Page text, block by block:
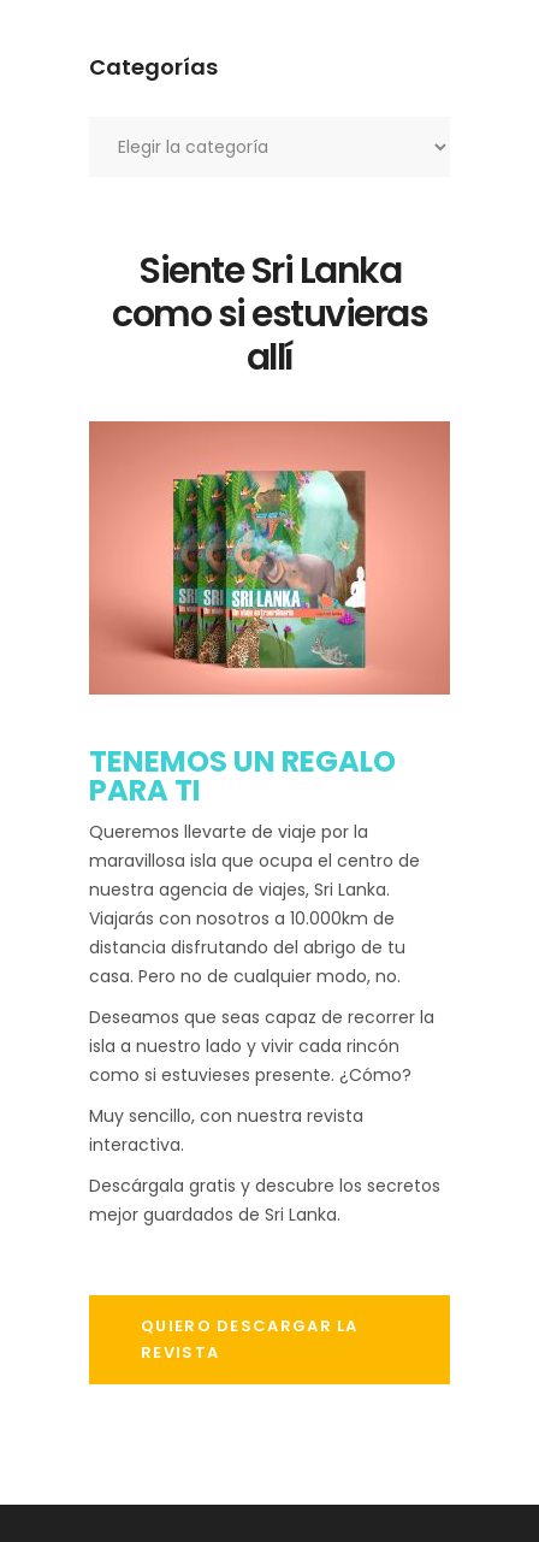
Categorías
Siente Sri Lanka
como si estuvieras
allí
TENEMOS UN REGALO
PARA TI
Queremos llevarte de viaje por la
maravillosa isla que ocupa el centro de
nuestra agencia de viajes, Sri Lanka.
Viajarás con nosotros a 10.000km de
distancia disfrutando del abrigo de tu
casa. Pero no de cualquier modo, no.
Deseamos que seas capaz de recorrer la
isla a nuestro lado y vivir cada rincón
como si estuvieses presente. ¿Cómo?
Muy sencillo, con nuestra revista
interactiva.
Descárgala gratis y descubre los secretos
mejor guardados de Sri Lanka.
QUIERO DESCARGAR LA
REVISTA